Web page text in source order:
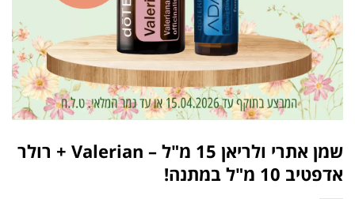
שמן אתרי ולריאן 15 מ"ל – Valerian + רולר
אדפטיב 10 מ"ל במתנה!